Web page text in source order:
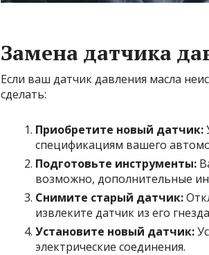
Замена датчика
Если ваш датчик давления масла
сделать:
Приобретите новый датчик:
спецификациям вашего
Подготовьте инструменты:
возможно, дополнительные
Снимите старый датчик:
извлеките датчик из его
Установите новый датчик:
электрические соединения.